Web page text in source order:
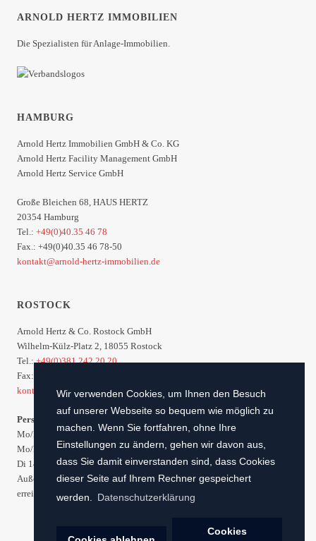
Wir verwenden Cookies, um Ihnen den Besuch
auf unserer Webseite so bequem wie möglich zu
machen. Wenn Sie fortfahren, ohne Ihre
Einstellungen zu ändern, gehen wir davon aus,
dass Sie damit einverstanden sind, dass Cookies
dieser Seite auf Ihrem Rechner gespeichert
werden.
Datenschutzerklärung
Cookies
ARNOLD HERTZ IMMOBILIEN
Die Spezialisten für Anlage-Immobilien.
HAMBURG
Arnold Hertz Immobilien GmbH & Co. KG
Arnold Hertz Facility Management GmbH
Arnold Hertz Service GmbH
Große Bleichen 68, HAUS HERTZ
20354 Hamburg
Tel.:+49(0)40.35 46 78
Fax.: +49(0)40.35 46 78-50
kontakt@arnold-hertz-immobilien.de
ROSTOCK
Arnold Hertz & Co. Rostock GmbH
Wilhelm-Külz-Platz 2, 18055 Rostock
Tel.:+49(0)381.242 20 20
Fax: +49(0)381.242 20 99
kontakt@arnoldhertz.com
Persönliche telefonische Erreichbarkeit
Mo/Di/Do/Fr 09.00 bis 12.00 Uhr
Mo/Do 14.00 bis 15.00 Uhr
Di 14.00 bis 17.00 Uhr
Außerhalb dieser Zeiten oder wenn wir im Kundenauftrag unterwegs sind,
erreichen Sie uns jederzeit über unseren KI-gesteuerten Assistenten.